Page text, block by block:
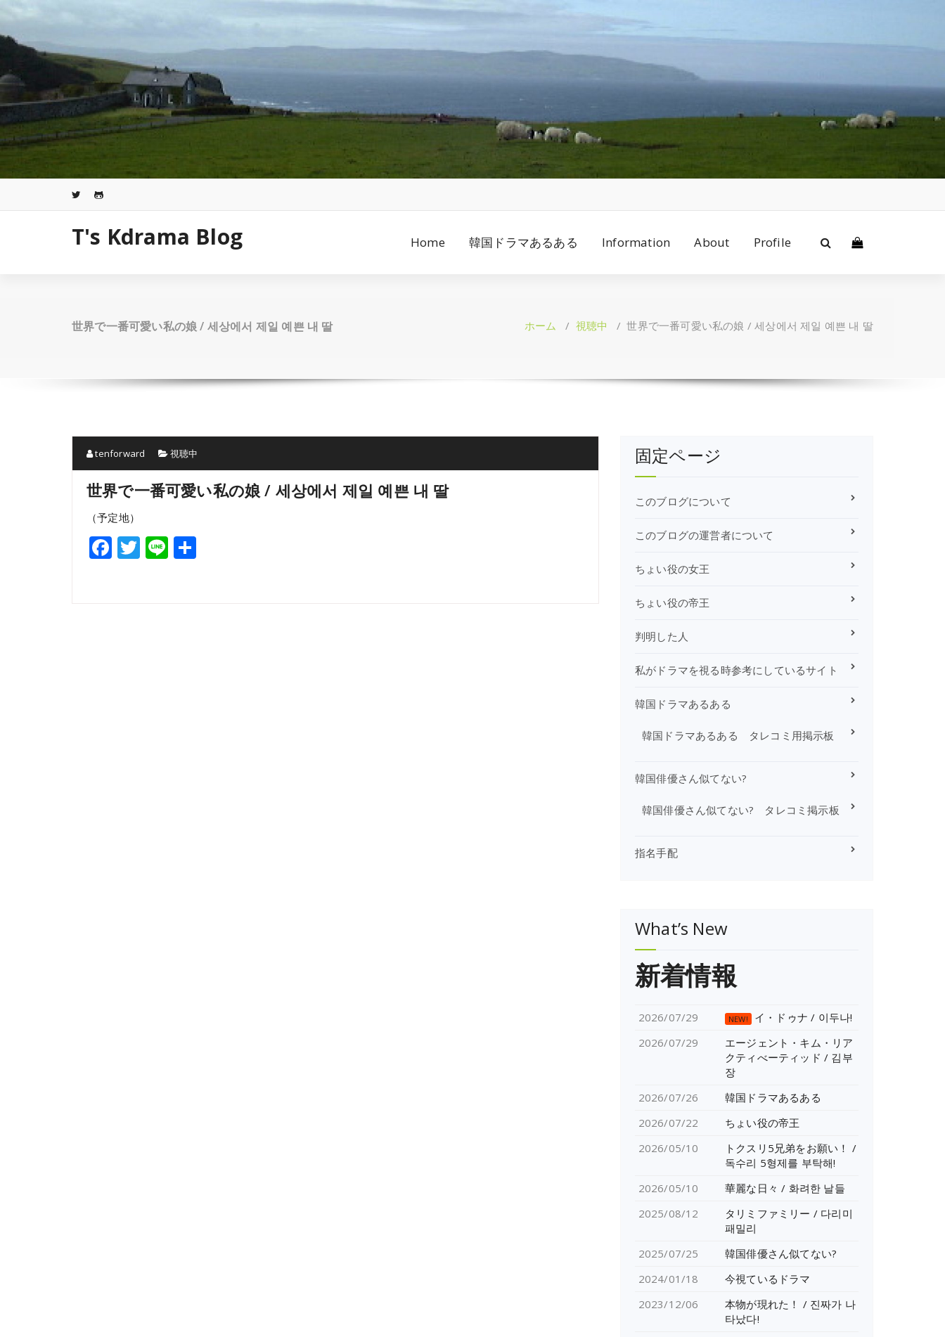
ン
テ
へ
ス
キ
ッ
プ
T's Kdrama Blog Home 韓国ドラマあるある Information About Profile
世界で一番可愛い私の娘 / 세상에서 제일 예쁜 내 딸 ホーム / 視聴中 /世界で一番可愛い私の娘 / 세상에서 제일 예쁜 내 딸
tenforward 視聴中
世界で一番可愛い私の娘 / 세상에서 제일 예쁜 내 딸
（予定地）
Facebook
Twitter
Line
固定ページ
このブログについて
このブログの運営者について
ちょい役の女王
ちょい役の帝王
判明した人
私がドラマを視る時参考にしているサイト
韓国ドラマあるある
韓国ドラマあるある タレコミ用掲示板
韓国俳優さん似てない?
韓国俳優さん似てない? タレコミ掲示板
指名手配
What’s New
新着情報
2026/07/29 NEW! イ・ドゥナ / 이두나!
2026/07/29
エージェント・キム・リア
クティべーティッド / 김부
장
2026/07/26
韓国ドラマあるある
2026/07/22
ちょい役の帝王
2026/05/10
トクスリ5兄弟をお願い！ /
독수리 5형제를 부탁해!
2026/05/10
華麗な日々 / 화려한 날들
2025/08/12
タリミファミリー / 다리미
패밀리
2025/07/25
韓国俳優さん似てない?
2024/01/18
今視ているドラマ
2023/12/06
本物が現れた！ / 진짜가 나
타났다!